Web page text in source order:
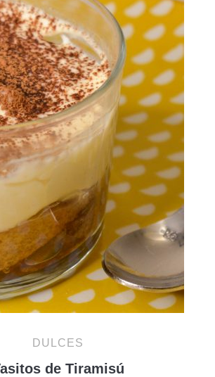
DULCES
de Tiramisú